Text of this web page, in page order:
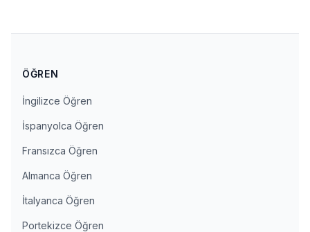
ÖĞREN
İngilizce Öğren
İspanyolca Öğren
Fransızca Öğren
Almanca Öğren
İtalyanca Öğren
Portekizce Öğren